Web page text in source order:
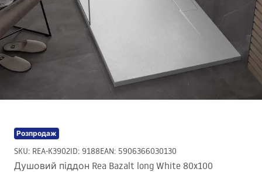
Розпродаж
SKU: REA-K3902ID: 9188EAN: 5906366030130
Душовий піддон Rea Bazalt long White 80x100